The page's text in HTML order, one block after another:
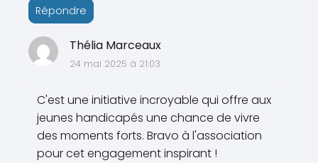
Répondre
Thélia Marceaux
24 mai 2025 à 21:03
C'est une initiative incroyable qui offre aux
jeunes handicapés une chance de vivre
des moments forts. Bravo à l'association
pour cet engagement inspirant !